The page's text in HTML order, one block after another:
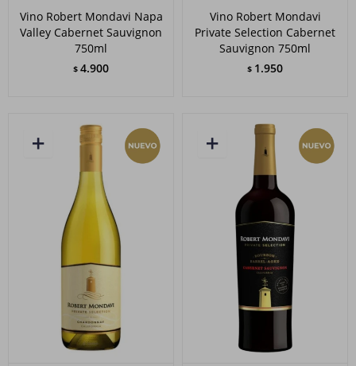
Vino Robert Mondavi Napa
Valley Cabernet Sauvignon
750ml
$ 4.900
Vino Robert Mondavi
Private Selection Cabernet
Sauvignon 750ml
$ 1.950